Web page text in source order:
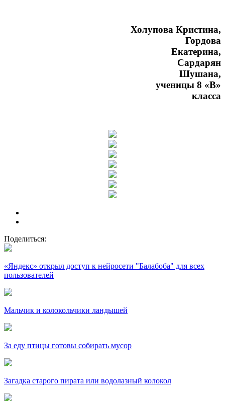
Холупова Кристина,
Гордова
Екатерина,
Сардарян
Шушана,
ученицы 8 «В»
класса
Поделиться:
«Яндекс» открыл доступ к нейросети "Балабоба" для всех
пользователей
Мальчик и колокольчики ландышей
За еду птицы готовы собирать мусор
Загадка старого пирата или водолазный колокол